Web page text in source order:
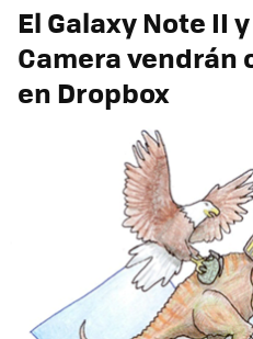
El Galaxy Note II
Camera vendrán
en Dropbox